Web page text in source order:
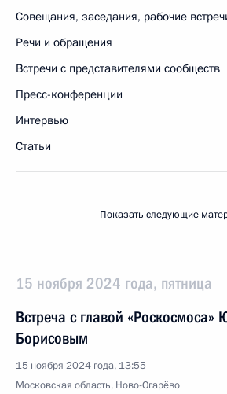
Совещания, заседания, рабочие
Речи и обращения
Встречи с представителями сообществ
Пресс-конференции
Интервью
Статьи
Показать следующие
15 ноября 2024 года, пятница
Встреча с главой «Роскосмоса»
Борисовым
15 ноября 2024 года, 13:55
Московская область, Ново-Огарёво